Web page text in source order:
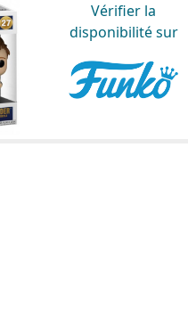
Vérifier la
disponibilité sur